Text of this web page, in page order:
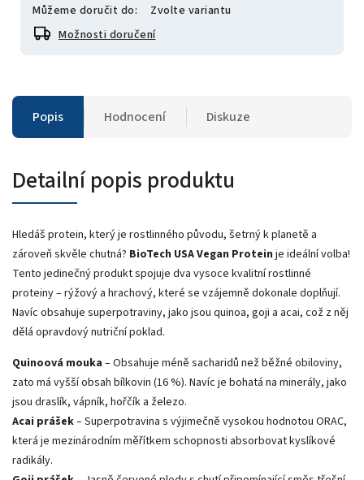
Můžeme doručit do:
Zvolte variantu
Možnosti doručení
Popis Hodnocení Diskuze
Detailní popis produktu
Hledáš protein, který je rostlinného původu, šetrný k planetě a
zároveň skvěle chutná? BioTech USA Vegan Protein je ideální volba!
Tento jedinečný produkt spojuje dva vysoce kvalitní rostlinné
proteiny – rýžový a hrachový, které se vzájemně dokonale doplňují.
Navíc obsahuje superpotraviny, jako jsou quinoa, goji a acai, což z něj
dělá opravdový nutriční poklad.
Quinoová mouka – Obsahuje méně sacharidů než běžné obiloviny,
zato má vyšší obsah bílkovin (16 %). Navíc je bohatá na minerály, jako
jsou draslík, vápník, hořčík a železo.
Acai prášek– Superpotravina s výjimečně vysokou hodnotou ORAC,
která je mezinárodním měřítkem schopnosti absorbovat kyslíkové
radikály.